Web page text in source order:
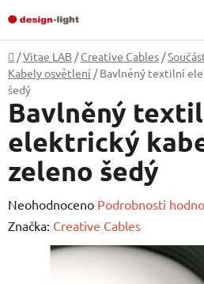
na
obsah
Domů
/Vitae LAB / Creative Cables /
Kabely osvětlení / Bavlněný textilní
šedý
Bavlněný
elektrický
zeleno šedý
Průměrné
hodnocení
produktu
Neohodnoceno Podrobnosti
Značka: Creative Cables